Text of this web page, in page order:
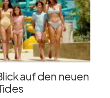
auf den neuen